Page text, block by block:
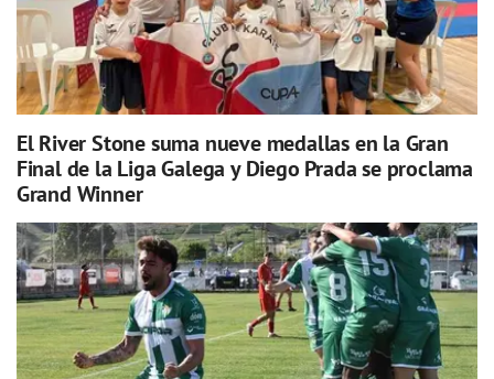
El River Stone suma nueve medallas en la Gran
Final de la Liga Galega y Diego Prada se proclama
Grand Winner